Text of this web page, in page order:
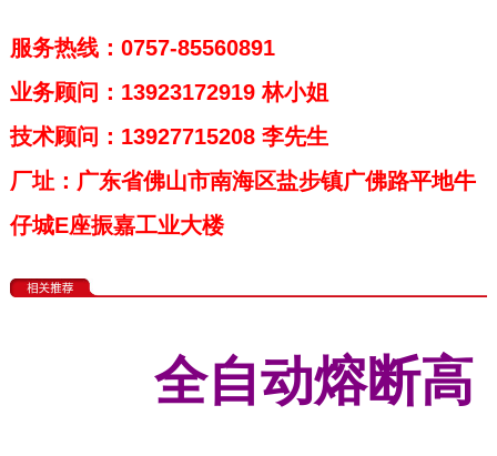
服务热线：0757-85560891
业务顾问：13923172919 林小姐
技术顾问：13927715208 李先生
厂址：广东省佛山市南海区盐步镇广佛路平地牛
仔城E座振嘉工业大楼
全自动熔断高